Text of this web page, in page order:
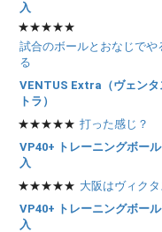
入
★★★★★
試合のボールとおなじでや
る
VENTUS Extra（ヴェンタ
トラ）
★★★★★ 打った感じ？
VP40+ トレーニングボー
入
★★★★★ 大阪はヴィクタ
VP40+ トレーニングボー
入